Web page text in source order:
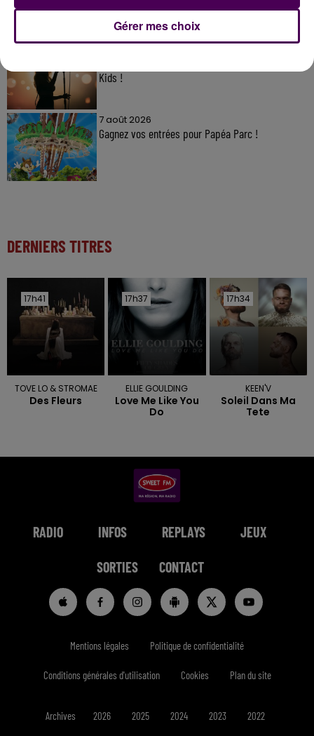
Kids !
7 août 2026
Gagnez vos entrées pour Papéa Parc !
DERNIERS TITRES
17h41
17h41
TOVE LO & STROMAE
Des Fleurs
17h37
17h37
ELLIE GOULDING
Love Me Like You
Do
17h34
17h34
KEEN'V
Soleil Dans Ma
Tete
RADIO INFOS REPLAYS JEUX
SORTIES CONTACT
Mentions légales Politique de confidentialité
Conditions générales d'utilisation Cookies Plan du site
Archives 2026 2025 2024 2023 2022
Gérer mes choix